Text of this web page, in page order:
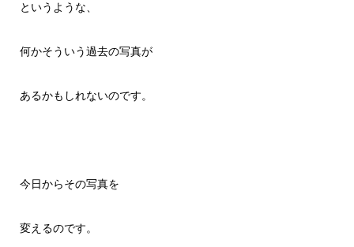
というような、
何かそういう過去の写真が
あるかもしれないのです。
今日からその写真を
変えるのです。